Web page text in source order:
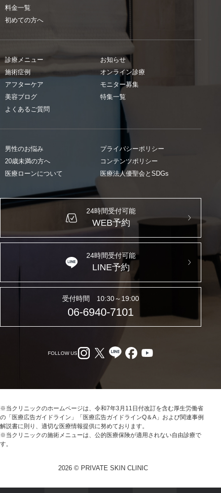
料金一覧
初めての方へ
診療メニュー
施術症例
アフターケア
美容ブログ
よくあるご質問
お知らせ
オンライン診療
モニター募集
特集一覧
男性のお悩み
20歳未満の方へ
医療ローンについて
プライバシーポリシー
コンテンツポリシー
医療法人優聖会とSDGs
24時間受付可能
WEB予約
24時間受付可能
LINE予約
受付時間 10:30～19:00
06-6940-7101
FOLLOW US
※当クリニックのホームページは、令和7年3月11日付改訂を含む厚生労働省
の「医療広告ガイドライン」「医療広告ガイドラインQ＆A」および関連事例
解説書に則り、適切な医療情報提供に努めております。
※当クリニックの施術メニューは、公的医療保険が適用されない自由診療で
す。
2026 © PRIVATE SKIN CLINIC